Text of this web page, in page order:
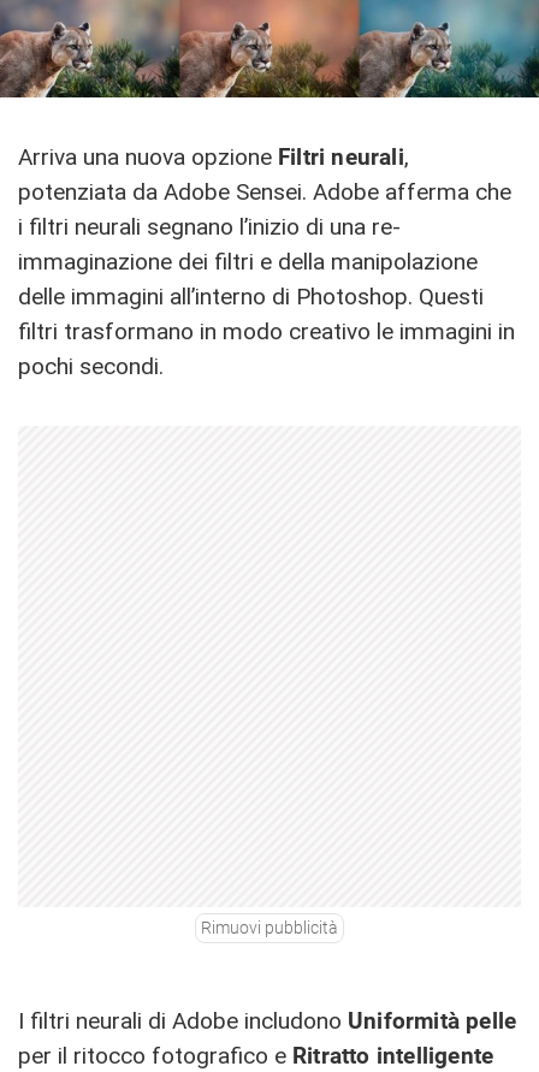
Arriva una nuova opzione Filtri neurali,
potenziata da Adobe Sensei. Adobe afferma che
i filtri neurali segnano l’inizio di una re-
immaginazione dei filtri e della manipolazione
delle immagini all’interno di Photoshop. Questi
filtri trasformano in modo creativo le immagini in
pochi secondi.
Rimuovi pubblicità
I filtri neurali di Adobe includono Uniformità pelle
per il ritocco fotografico e Ritratto intelligente